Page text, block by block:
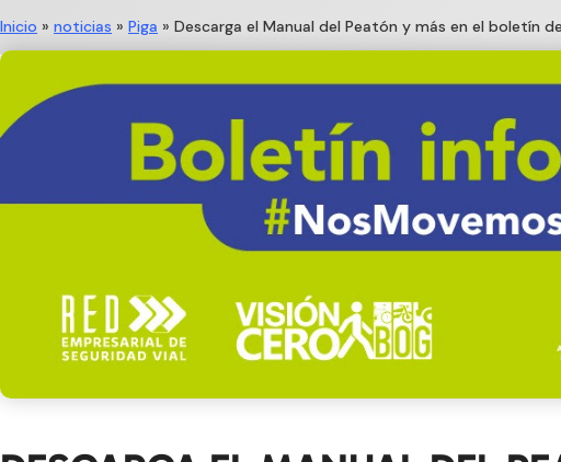
Inicio » noticias » Piga » Descarga el Manual del Peatón y más en el boletín